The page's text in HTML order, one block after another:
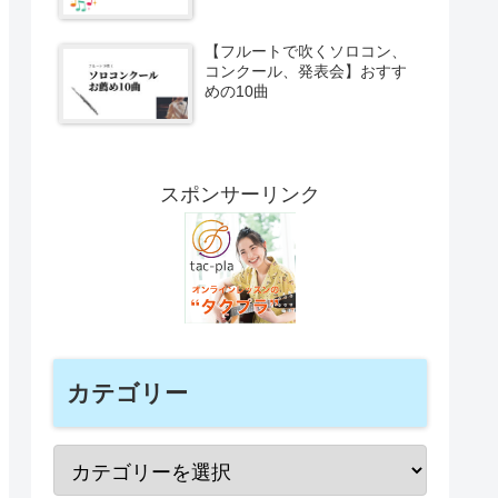
【フルートで吹くソロコン、
コンクール、発表会】おすす
めの10曲
スポンサーリンク
カテゴリー